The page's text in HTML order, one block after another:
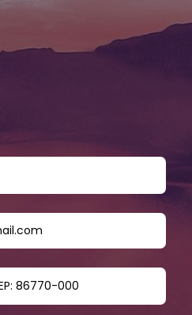
86770-000